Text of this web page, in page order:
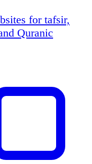
for tafsir,
Quranic